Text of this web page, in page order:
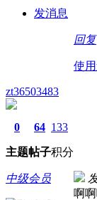
发消息
回复
使
zt36503483
0
主题
64
帖子
133
积分
中级会员
啊